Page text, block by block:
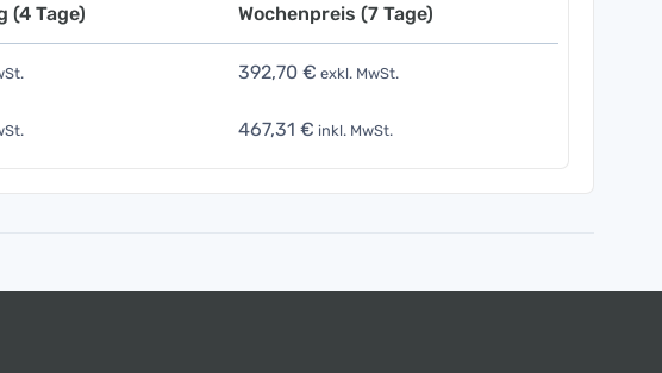
(4 Tage) Wochenpreis (7 Tage)
392,70 € exkl. MwSt.
467,31 € inkl. MwSt.